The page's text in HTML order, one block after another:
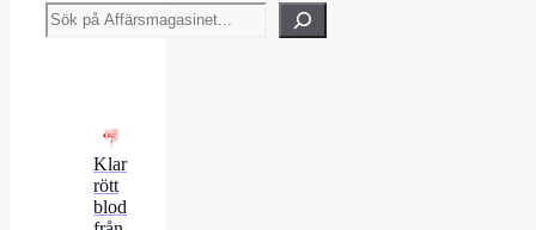
Sök
Klar
rött
blod